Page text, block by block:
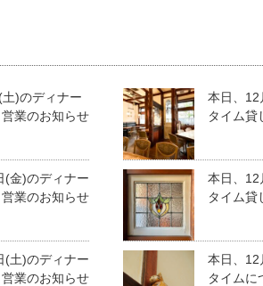
)のディナー
業のお知らせ
本日、12
タイム貸
(金)のディナー
業のお知らせ
本日、12
タイム貸
(土)のディナー
業のお知らせ
本日、12
タイムに